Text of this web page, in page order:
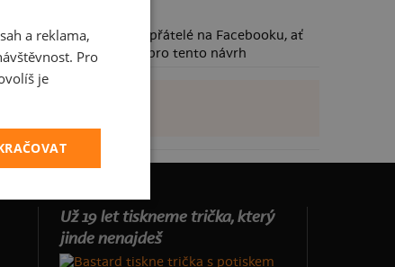
Požádej své přátelé na Facebooku, ať
taky hlasují pro tento návrh
Už 19 let tiskneme trička, který
jinde nenajdeš
CZECH
SLOVAK
a reklama,
Pro
je